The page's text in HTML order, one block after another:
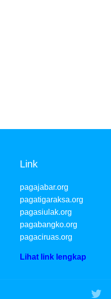
Link
pagajabar.org
pagatigaraksa.org
pagasiulak.org
pagabangko.org
pagaciruas.org
Lihat link lengkap